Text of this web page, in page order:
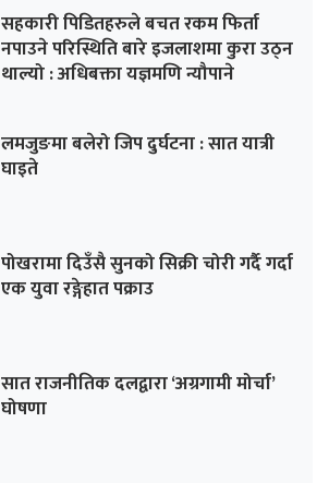
सहकारी पिडितहरुले बचत रकम फिर्ता
नपाउने परिस्थिति बारे इजलाशमा कुरा उठ्न
थाल्यो : अधिबक्ता यज्ञमणि न्यौपाने
लमजुङमा बलेरो जिप दुर्घटना : सात यात्री
घाइते
पोखरामा दिउँसै सुनको सिक्री चोरी गर्दै गर्दा
एक युवा रङ्गेहात पक्राउ
सात राजनीतिक दलद्वारा ‘अग्रगामी मोर्चा’
घोषणा